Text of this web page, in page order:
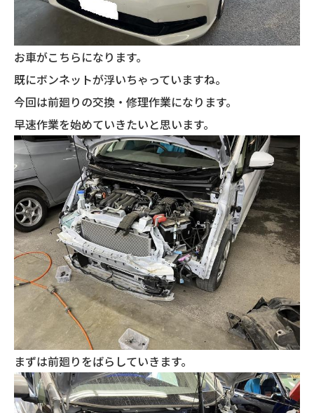
お車がこちらになります。
既にボンネットが浮いちゃっていますね。
今回は前廻りの交換・修理作業になります。
早速作業を始めていきたいと思います。
まずは前廻りをばらしていきます。